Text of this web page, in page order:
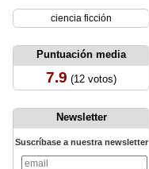
ciencia ficción
Puntuación media
7.9 (12 votos)
Newsletter
Suscríbase a nuestra newsletter